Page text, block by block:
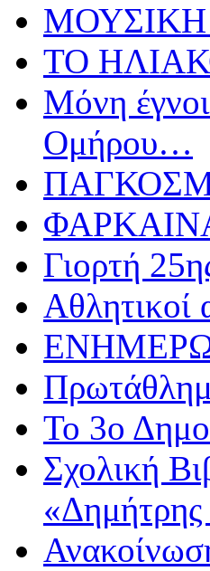
ΜΟΥΣΙΚΗ
ΤΟ
Μόνη
Ομήρου…
Γιορτή
Αθλητικoί
Το 3ο
Σχολική